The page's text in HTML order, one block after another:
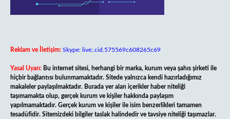
Reklam ve İletişim: Skype: live:.cid.575569c608265c69
Yasal Uyarı: Bu internet sitesi, herhangi bir marka, kurum veya şahıs şirketi ile
hiçbir bağlantısı bulunmamaktadır. Sitede yalnızca kendi hazırladığımız
makaleler paylaşılmaktadır. Burada yer alan içerikler haber niteliği
taşımamakta olup, gerçek kurum ve kişiler hakkında paylaşım
yapılmamaktadır. Gerçek kurum ve kişiler ile isim benzerlikleri tamamen
tesadüfidir. Sitemizdeki bilgiler taslak halindedir ve tavsiye niteliği taşımazlar.